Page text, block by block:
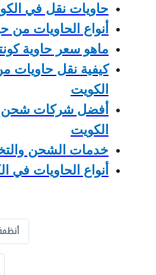
حاويات نقل في
أنواع الحاويات من
ماهو سعر حاوية
كيفية نقل حاويات
الكويت
أفضل شركات شحن
الكويت
خدمات الشحن
أنواع الحاويات في